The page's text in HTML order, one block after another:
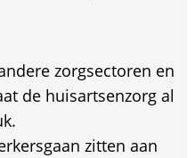
zorgsectoren en
de huisartsenzorg al
zitten aan